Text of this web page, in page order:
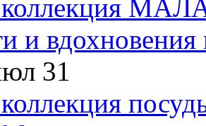
коллекция
и
31